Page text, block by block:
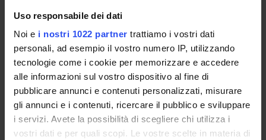
Uso responsabile dei dati
Noi e i nostri 1022 partner trattiamo i vostri dati
personali, ad esempio il vostro numero IP, utilizzando
tecnologie come i cookie per memorizzare e accedere
alle informazioni sul vostro dispositivo al fine di
pubblicare annunci e contenuti personalizzati, misurare
gli annunci e i contenuti, ricercare il pubblico e sviluppare
i servizi. Avete la possibilità di scegliere chi utilizza i
vostri dati e per quali scopi. Le vostre scelte in materia di
RESEARCH CENTRES
LIBRARIES
SPIN OFF AND COMPANIES
Contacts